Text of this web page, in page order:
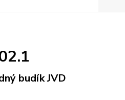
budík JVD